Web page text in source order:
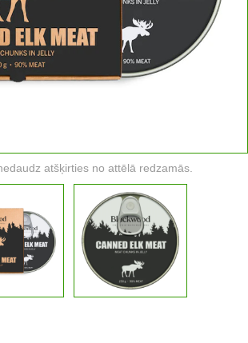
atšķirties no attēlā redzamās.